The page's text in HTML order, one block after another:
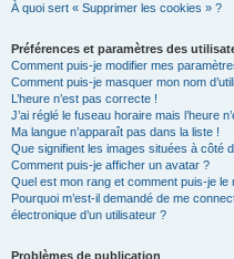
À quoi sert « Supprimer les cookies » ?
Préférences et paramètres des
Comment puis-je modifier mes
Comment puis-je masquer mon nom
L’heure n’est pas correcte !
J’ai réglé le fuseau horaire mais l’heure
Ma langue n’apparaît pas dans la liste !
Que signifient les images situées à côté
Comment puis-je afficher un avatar ?
Quel est mon rang et comment puis-je le
Pourquoi m’est-il demandé de me
électronique d’un utilisateur ?
Problèmes de publication